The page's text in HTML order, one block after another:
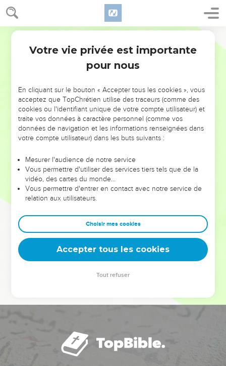
NE MANQUEZ PAS L’ÉVÉNEMENT
DE L’ANNÉE !
ET SI LEURS ERREURS POUVAIENT VOUS ÉVITER LES
VOTRES ?
leur foi ou leur vision. Mais on voit moins les doutes, les erreurs
et les saisons difficiles qu'ils ont traversés, alors même que ce
sont elles qui les ont façonnés.
Dans cette conférence, leaders, entrepreneurs, et responsables
clés pour avancer avec plus de sagesse afin que leurs erreurs
deviennent vos tremplins. Que vous guidiez un ministère, une
équipe, un groupe ou une famille, leur expérience est faite
Votre vie privée est importante
pour nous
En cliquant sur le bouton « Accepter tous les cookies », vous
acceptez que TopChrétien utilise des traceurs (comme des
cookies ou l'identifiant unique de votre compte utilisateur) et
traite vos données à caractère personnel (comme vos
données de navigation et les informations renseignées dans
votre compte utilisateur) dans les buts suivants :
Mesurer l'audience de notre service
Vous permettre d'utiliser des services tiers tels que de la
vidéo, des cartes du monde…
Vous permettre d'entrer en contact avec notre service de
relation aux utilisateurs.
Choisir mes cookies
Accepter tous les cookies
Tout refuser